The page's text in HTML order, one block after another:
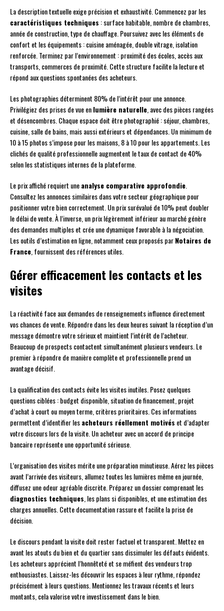
La description textuelle exige précision et exhaustivité. Commencez par les
caractéristiques techniques : surface habitable, nombre de chambres,
année de construction, type de chauffage. Poursuivez avec les éléments de
confort et les équipements : cuisine aménagée, double vitrage, isolation
renforcée. Terminez par l’environnement : proximité des écoles, accès aux
transports, commerces de proximité. Cette structure facilite la lecture et
répond aux questions spontanées des acheteurs.
Les photographies déterminent 80% de l’intérêt pour une annonce.
Privilégiez des prises de vue enlumière naturelle , avec des pièces rangées
et désencombres. Chaque espace doit être photographié : séjour, chambres,
cuisine, salle de bains, mais aussi extérieurs et dépendances. Un minimum de
10 à 15 photos s’impose pour les maisons, 8 à 10 pour les appartements. Les
clichés de qualité professionnelle augmentent le taux de contact de 40%
selon les statistiques internes de la plateforme.
Le prix affiché requiert uneanalyse comparative approfondie
Consultez les annonces similaires dans votre secteur géographique pour
positionner votre bien correctement. Un prix surévalué de 10% peut doubler
le délai de vente. À l’inverse, un prix légèrement inférieur au marché génère
des demandes multiples et crée une dynamique favorable à la négociation.
Les outils d’estimation en ligne, notamment ceux proposés parNotaires de
France , fournissent des références utiles.
Gérer efficacement les contacts et les
visites
La réactivité face aux demandes de renseignements influence directement
vos chances de vente. Répondre dans les deux heures suivant la réception d’un
message démontre votre sérieux et maintient l’intérêt de l’acheteur.
Beaucoup de prospects contactent simultanément plusieurs vendeurs. Le
premier à répondre de manière complète et professionnelle prend un
avantage décisif.
La qualification des contacts évite les visites inutiles. Posez quelques
questions ciblées : budget disponible, situation de financement, projet
d’achat à court ou moyen terme, critères prioritaires. Ces informations
permettent d’identifier lesacheteurs réellement motivés et d’adapter
votre discours lors de la visite. Un acheteur avec un accord de principe
bancaire représente une opportunité sérieuse.
L’organisation des visites mérite une préparation minutieuse. Aérez les pièces
avant l’arrivée des visiteurs, allumez toutes les lumières même en journée,
diffusez une odeur agréable discrète. Préparez un dossier comprenant les
diagnostics techniques , les plans si disponibles, et une estimation des
charges annuelles. Cette documentation rassure et facilite la prise de
décision.
Le discours pendant la visite doit rester factuel et transparent. Mettez en
avant les atouts du bien et du quartier sans dissimuler les défauts évidents.
Les acheteurs apprécient l’honnêteté et se méfient des vendeurs trop
enthousiastes. Laissez-les découvrir les espaces à leur rythme, répondez
précisément à leurs questions. Mentionnez les travaux récents et leurs
montants, cela valorise votre investissement dans le bien.